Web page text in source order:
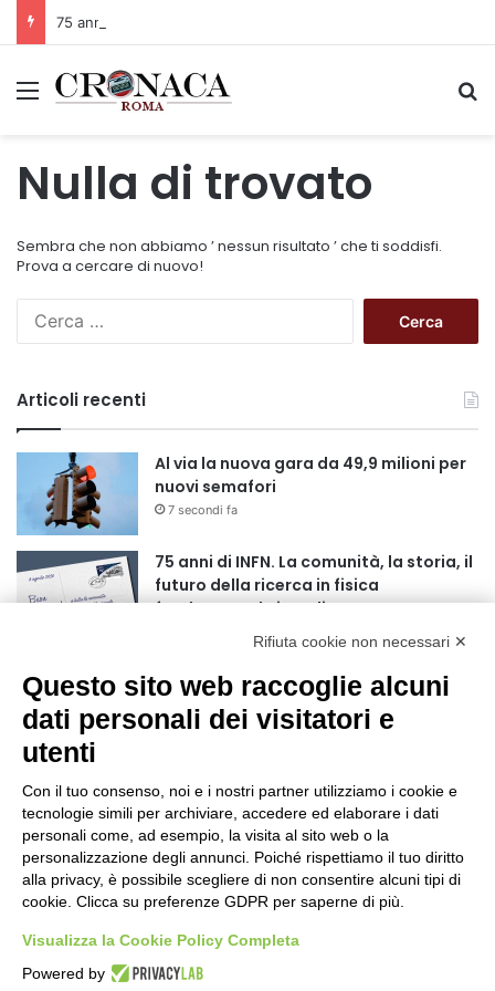
Menu
Nulla di trovato
Sembra che non abbiamo ’ nessun risultato ’ che ti soddisfi.
Prova a cercare di nuovo!
c
p
Articoli recenti
Al via la nuova gara da 49,9 milioni per
nuovi semafori
7 secondi fa
75 anni di INFN. La comunità, la storia, il
futuro della ricerca in fisica
fondamentale in Italia
oro iridato è azzurro
19 ore fa
fino al 25 settembre
24 ore fa
Torna il Moscerine Film Festival Summer
Camp
1 giorno fa
“Anomalie”, dal 30 agosto la XX
edizione
Rifiuta cookie non necessari ✕
Questo sito web raccoglie alcuni
dati personali dei visitatori e
utenti
Con il tuo consenso, noi e i nostri partner utilizziamo i cookie e
tecnologie simili per archiviare, accedere ed elaborare i dati
personali come, ad esempio, la visita al sito web o la
personalizzazione degli annunci. Poiché rispettiamo il tuo diritto
alla privacy, è possibile scegliere di non consentire alcuni tipi di
cookie. Clicca su preferenze GDPR per saperne di più.
Visualizza la Cookie Policy Completa
Powered by